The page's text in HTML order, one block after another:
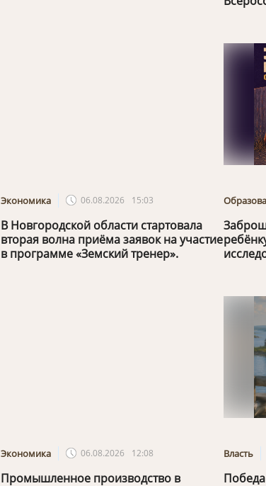
Экономика 06.08.2026 15:03
В Новгородской области стартовала
вторая волна приёма заявок на участие
в программе «Земский тренер».
Экономика 06.08.2026 12:08
Промышленное производство в
Власть